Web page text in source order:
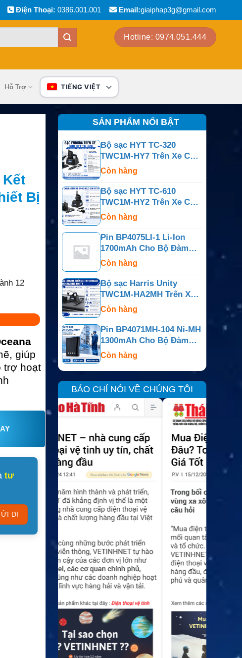
Điện Thoại: 0386.001.001 Email:giaiphap3g@gmail.com
Hotline: 0974.051.444
Hỗ Trợ TIẾNG VIỆT
Kết
Bị
12
giúp
trợ hoạt
tư
SẢN PHẨM NỔI BẬT
Bộ sạc HYT TC-320
TWC1M-HY7 Trên Xe Cho
TC-320 Và TC-320U
Còn hàng
Bộ sạc HYT TC-610
TWC1M-HY2 Trên Xe Cho
TC-610, TC-610P Và TC-
Còn hàng
Pin BP4075LI-1 Li-Ion
1700mAh Cho Bộ Đàm
Motorola BPR40 Và
BearCom BC130
Còn hàng
Bộ sạc Harris Unity
TWC1M-HA2MH Trên Xe
Cho Unity Và XG-100P
Còn hàng
Pin BP4071MH-104 Ni-MH
1300mAh Cho Bộ Đàm
Motorola BPR40 Và
BearCom BC130
Còn hàng
BÁO CHÍ NÓI VỀ CHÚNG TÔI